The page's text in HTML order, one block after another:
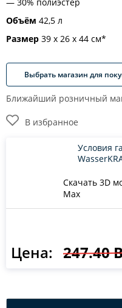
Объём 42,5 л
Размер 39 х 26 х 44 см*
Выбрать магазин для
Ближайший розничный
В избранное
Скачать 3D
Max
Условия
Цена: 247.40